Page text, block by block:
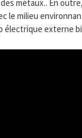
métaux.. En
le milieu
électrique externe